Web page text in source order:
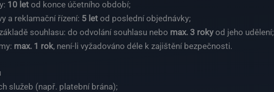
10 let od konce účetního období;
a reklamační řízení: 5 let od poslední objednávky;
souhlasu: do odvolání souhlasu nebo max. 3 rokyod jeho udělení;
max. 1 rok, není-li vyžadováno déle k zajištění bezpečnosti.
služeb (např. platební brána);